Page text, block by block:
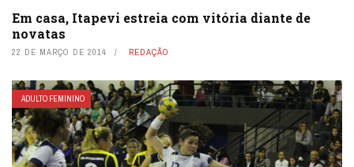
Em casa, Itapevi estreia com vitória diante de
novatas
22 DE MARÇO DE 2014 REDAÇÃO
ADULTO FEMININO